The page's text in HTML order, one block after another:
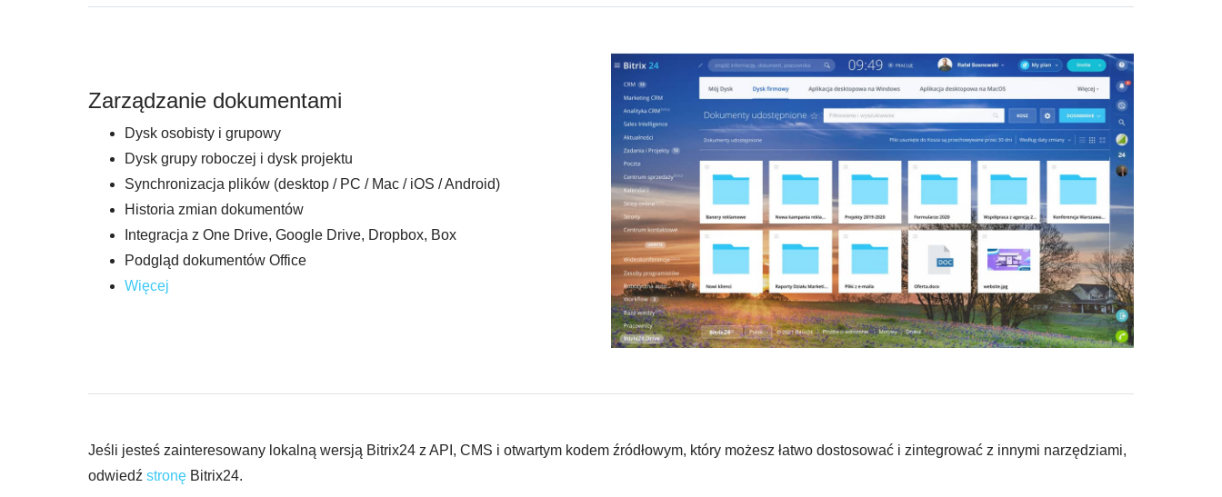
Zarządzanie dokumentami
Dysk osobisty i grupowy
Dysk grupy roboczej i dysk projektu
Synchronizacja plików (desktop / PC / Mac / iOS / Android)
Historia zmian dokumentów
Integracja z One Drive, Google Drive, Dropbox, Box
Podgląd dokumentów Office
Więcej
Jeśli jesteś zainteresowany lokalną wersją Bitrix24 z API, CMS i otwartym kodem źródłowym, który możesz łatwo dostosować i zintegrować z innymi narzędziami,
odwiedź stronę Bitrix24.